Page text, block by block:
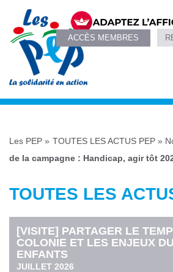
ACCÈS MEMBRES
Les PEP » TOUTES LES ACTUS PEP »
de la campagne : Handicap, agir tôt
TOUTES LES
[VISITE] PARTAGER LE
COLONIE ET LES ENJEUX
ENFANTS
JUILLET 2026